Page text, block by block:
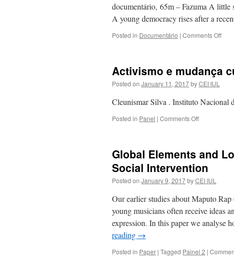
documentário, 65m – Fazuma A
A young democracy rises after a
Posted in Documentário | Comments Offon
Activismo e mudança
Posted on January 11, 2017byCEI IUL
Cleunismar Silva . Instituto Nacional
Posted in Panel | Comments Offon
cultural:
e
movimentos
Global Elements and
Social Intervention
Posted on January 9, 2017byCEI IUL
Our earlier studies about Maputo
young musicians often receive ideas
expression. In this paper we analyse
reading →
Posted in Paper | Tagged Painel 2 |